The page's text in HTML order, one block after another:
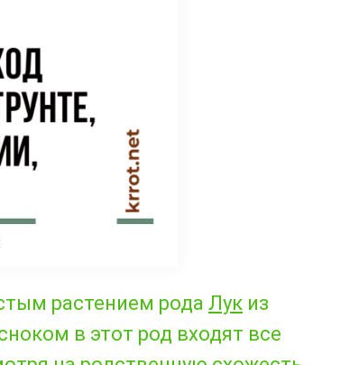
растением рода Лук из
в этот род входят все